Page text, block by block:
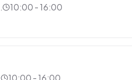
10:00 - 16:00
10:00 - 16:00